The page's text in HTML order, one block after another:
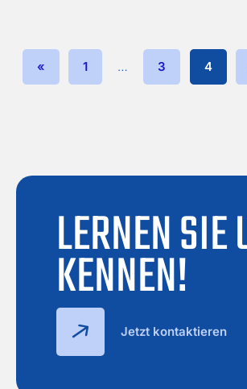
« 1 … 3 4
LERNEN SIE
KENNEN!
Jetzt kontaktieren